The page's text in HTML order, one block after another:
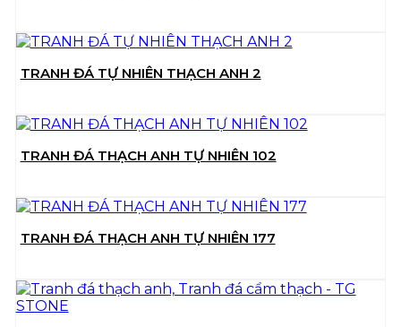
TRANH ĐÁ TỰ NHIÊN THẠCH ANH 2
TRANH ĐÁ THẠCH ANH TỰ NHIÊN 102
TRANH ĐÁ THẠCH ANH TỰ NHIÊN 177